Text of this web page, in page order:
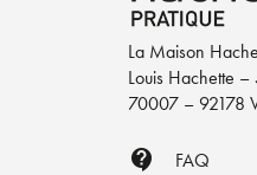
La Maison
Louis Hachette
70007 – 92178
contact_support FAQ